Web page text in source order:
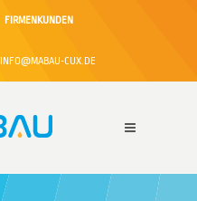
FIRMENKUNDEN
INFO@MABAU-CUX.DE